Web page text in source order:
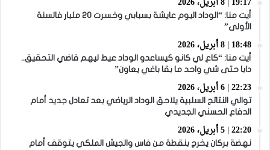
أيت منا: “الوداد اليوم عايشة بسبابي وخسرت 20 مليار فالسنة
الأولى”
18:48 | 8 أبريل، 2026
أيت منا: “كاع لي كانو كيساعدو الوداد عيط ليهم قاضي التحقيق..
دابا حتى شي واحد ما بقا باغي يعاون”
22:23 | 6 أبريل، 2026
توالي النتائج السلبية يلاحق الوداد الرياضي بعد تعادل جديد أمام
الدفاع الحسني الجديدي
22:20 | 5 أبريل، 2026
نهضة بركان يخرج بنقطة من فاس والجيش الملكي يتوقف أمام